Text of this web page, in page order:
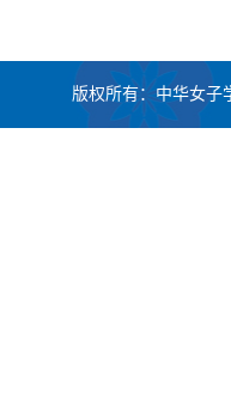
版权所有：中华女子